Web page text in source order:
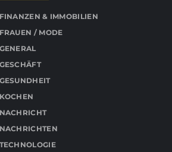
FINANZEN & IMMOBILIEN
FRAUEN / MODE
GENERAL
GESCHÄFT
GESUNDHEIT
KOCHEN
NACHRICHT
NACHRICHTEN
TECHNOLOGIE